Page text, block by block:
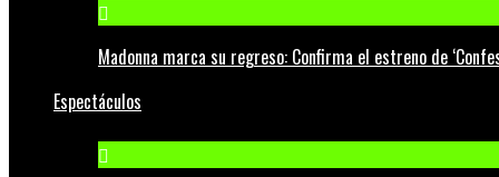
Madonna marca su regreso: Confirma el estreno de
Espectáculos